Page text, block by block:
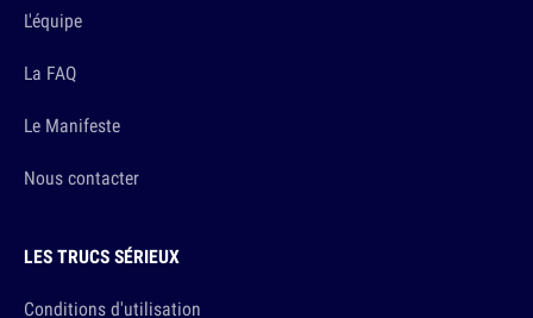
L'équipe
La FAQ
Le Manifeste
Nous contacter
LES TRUCS SÉRIEUX
Conditions d'utilisation